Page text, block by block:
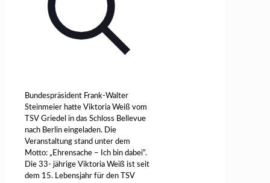
Bundespräsident Frank-Walter
Steinmeier hatte Viktoria Weiß vom
TSV Griedel in das Schloss Bellevue
nach Berlin eingeladen. Die
Veranstaltung stand unter dem
Motto: „Ehrensache – Ich bin dabei“.
Die 33- jährige Viktoria Weiß ist seit
dem 15. Lebensjahr für den TSV